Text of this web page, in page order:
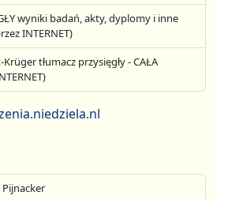
wyniki badań, akty, dyplomy i inne
INTERNET)
tłumacz przysięgły - CAŁA